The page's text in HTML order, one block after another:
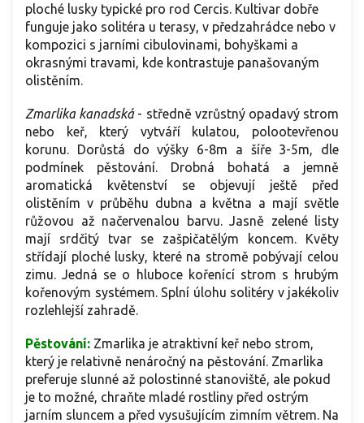
ploché lusky typické pro rod Cercis. Kultivar dobře
funguje jako solitéra u terasy, v předzahrádce nebo v
kompozici s jarními cibulovinami, bohyškami a
okrasnými travami, kde kontrastuje panašovaným
olistěním.
Zmarlika kanadská- středně vzrůstný opadavý strom
nebo keř, který vytváří kulatou, polootevřenou
korunu. Dorůstá do výšky 6-8m a šíře 3-5m, dle
podmínek pěstování. Drobná bohatá a jemně
aromatická květenství se objevují ještě před
olistěním v průběhu dubna a května a mají světle
růžovou až načervenalou barvu. Jasně zelené listy
mají srdčitý tvar se zašpičatělým koncem. Květy
střídají ploché lusky, které na stromě pobývají celou
zimu. Jedná se o hluboce kořenící strom s hrubým
kořenovým systémem. Splní úlohu solitéry v jakékoliv
rozlehlejší zahradě.
Pěstování: Zmarlika je atraktivní keř nebo strom,
který je relativně nenáročný na pěstování. Zmarlika
preferuje slunné až polostinné stanoviště, ale pokud
je to možné, chraňte mladé rostliny před ostrým
jarním sluncem a před vysušujícím zimním větrem. Na